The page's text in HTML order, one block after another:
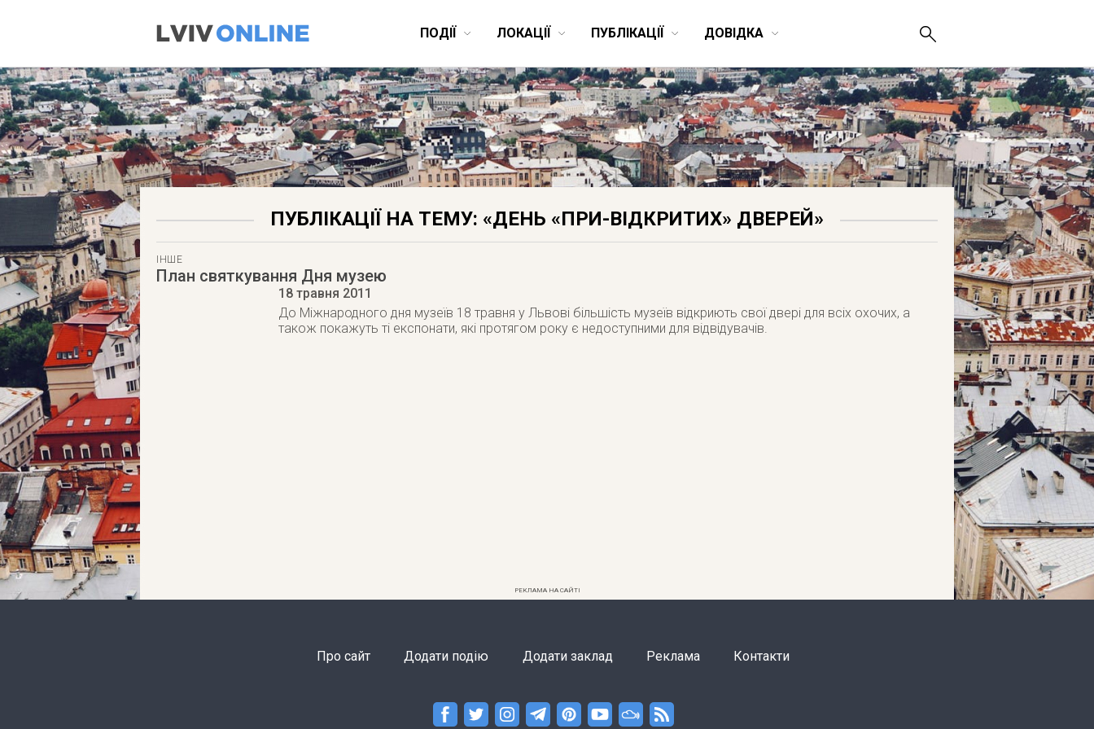
ПОДІЇ ЛОКАЦІЇ ПУБЛІКАЦІЇ ДОВІДКА
ПУБЛІКАЦІЇ НА ТЕМУ: «ДЕНЬ «ПРИ-ВІДКРИТИХ» ДВЕРЕЙ»
ІНШЕ
План святкування Дня музею
18 травня 2011
До Міжнародного дня музеїв 18 травня у Львові більшість музеїв відкриють свої двері для всіх охочих, а
також покажуть ті експонати, які протягом року є недоступними для відвідувачів.
РЕКЛАМА НА САЙТІ
Про сайт Додати подію Додати заклад Реклама Контакти